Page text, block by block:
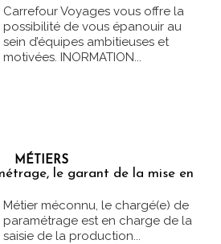
Carrefour Voyages vous offre la
possibilité de vous épanouir au
sein d’équipes ambitieuses et
motivées. INORMATION...
MÉTIERS
le garant de la mise en
Métier méconnu, le chargé(e) de
paramétrage est en charge de la
saisie de la production...